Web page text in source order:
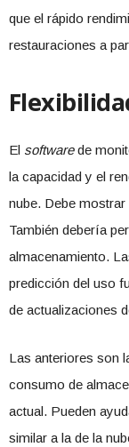
que el rápido
restauraciones a
El softwarede
la capacidad y el
nube. Debe
También debería
almacenamiento.
predicción del uso
de actualizaciones
Las anteriores son
consumo de
actual. Pueden
similar a la de la